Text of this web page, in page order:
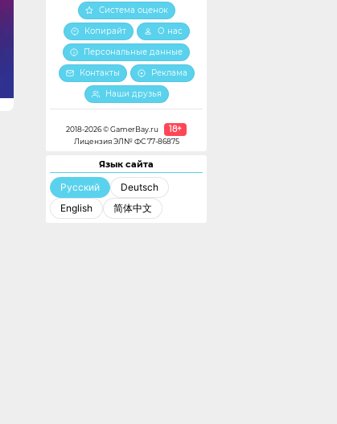
Система оценок
Копирайт
О нас
Персональные данные
Контакты
Реклама
Наши друзья
2018-2026 © GamerBay.ru 18+
Лицензия ЭЛ№ ФС 77-86875
Язык сайта
Русский
Deutsch
English
简体中文